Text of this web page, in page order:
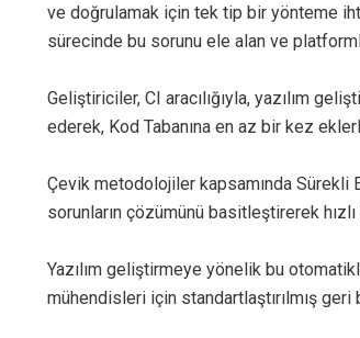
ve doğrulamak için tek tip bir yönteme
sürecinde bu sorunu ele alan ve
Geliştiriciler, CI aracılığıyla, yazılım
ederek, Kod Tabanına en az bir kez
Çevik metodolojiler kapsamında Sürekli
sorunların çözümünü basitleştirerek
Yazılım geliştirmeye yönelik bu
mühendisleri için standartlaştırılmış